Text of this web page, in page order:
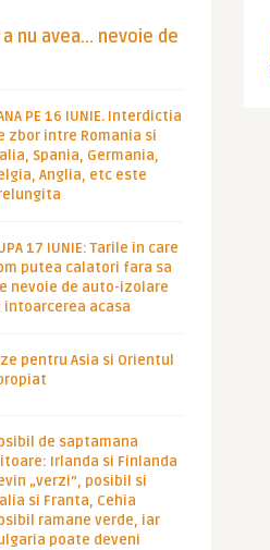
a nu avea… nevoie de
PE 16 IUNIE. Interdictia
zbor intre Romania si
Spania, Germania,
Anglia, etc este
17 IUNIE: Tarile in care
putea calatori fara sa
nevoie de auto-izolare
intoarcerea acasa
pentru Asia si Orientul
de saptamana
Irlanda si Finlanda
„verzi”, posibil si
si Franta, Cehia
ramane verde, iar
poate deveni